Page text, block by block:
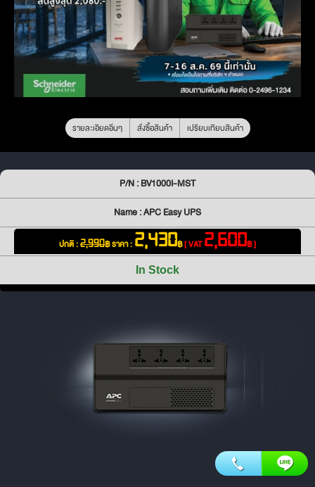
รายละเอียดอื่นๆ สั่งซื้อสินค้า เปรียบเทียบสินค้า
P/N : BV1000I-MST
Name : APC Easy UPS
ปกติ : 2,990฿ราคา : 2,430฿[ VAT2,600฿ ]
In Stock